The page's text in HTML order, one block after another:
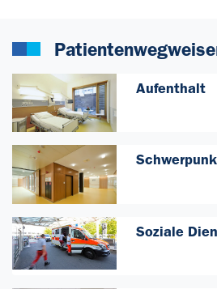
Aufenthalt
Soziale